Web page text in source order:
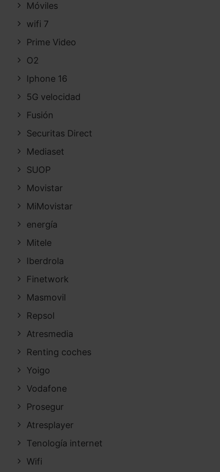
Móviles
wifi 7
Prime Video
O2
Iphone 16
5G velocidad
Fusión
Securitas Direct
Mediaset
SUOP
Movistar
MiMovistar
energía
Mitele
Iberdrola
Finetwork
Masmovil
Repsol
Atresmedia
Renting coches
Yoigo
Vodafone
Prosegur
Atresplayer
Tenología internet
Wifi